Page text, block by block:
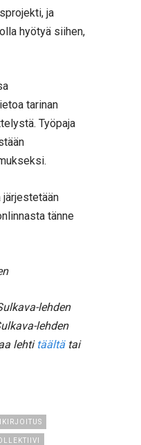
ja
hyötyä siihen,
tarinan
Työpaja
järjestetään
tänne
lehden
lehden
lehti täältätai